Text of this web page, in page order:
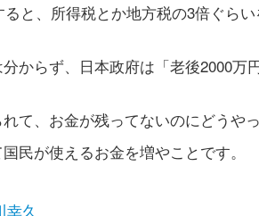
と、所得税とか地方税の3倍ぐら
からず、日本政府は「老後2000万
て、お金が残ってないのにどうや
民が使えるお金を増やことです。
幸久